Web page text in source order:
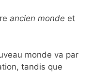
ancien monde et
monde va par
tandis que